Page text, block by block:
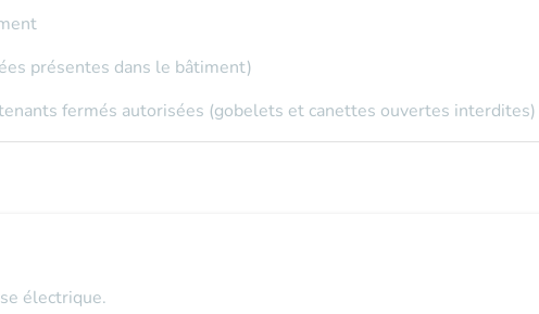
présentes dans le bâtiment)
fermés autorisées (gobelets et canettes ouvertes interdites)
électrique.